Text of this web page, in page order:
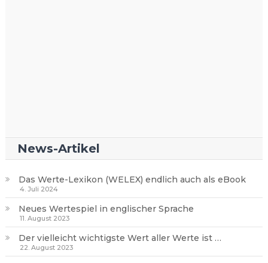
News-Artikel
Das Werte-Lexikon (WELEX) endlich auch als eBook
4. Juli 2024
Neues Wertespiel in englischer Sprache
11. August 2023
Der vielleicht wichtigste Wert aller Werte ist …
22. August 2023